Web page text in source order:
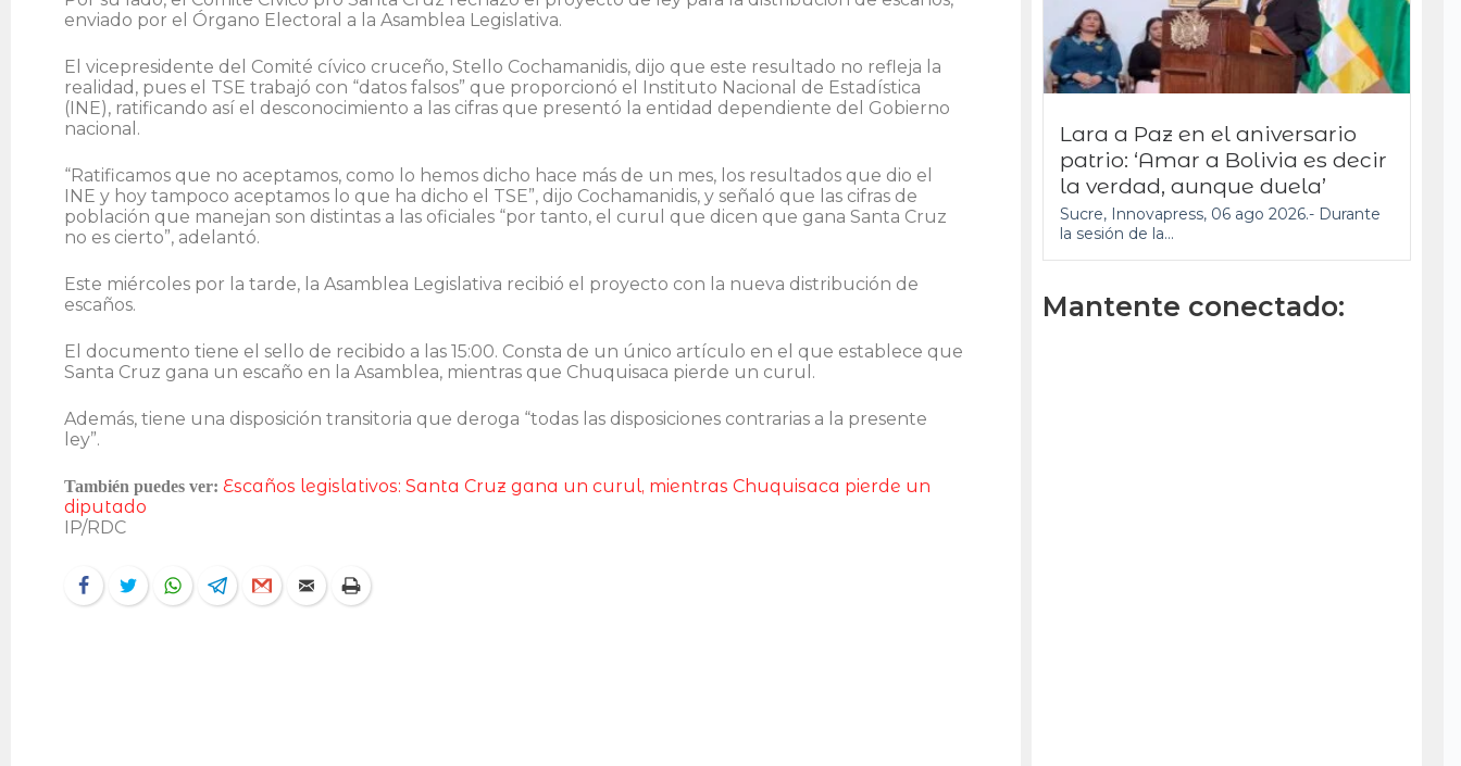
enviado por el Órgano Electoral a la Asamblea Legislativa.
El vicepresidente del Comité cívico cruceño, Stello Cochamanidis, dijo que este resultado no refleja la
realidad, pues el TSE trabajó con “datos falsos” que proporcionó el Instituto Nacional de Estadística
(INE), ratificando así el desconocimiento a las cifras que presentó la entidad dependiente del Gobierno
nacional.
“Ratificamos que no aceptamos, como lo hemos dicho hace más de un mes, los resultados que dio el
INE y hoy tampoco aceptamos lo que ha dicho el TSE”, dijo Cochamanidis, y señaló que las cifras de
población que manejan son distintas a las oficiales “por tanto, el curul que dicen que gana Santa Cruz
no es cierto”, adelantó.
Este miércoles por la tarde, la Asamblea Legislativa recibió el proyecto con la nueva distribución de
escaños.
El documento tiene el sello de recibido a las 15:00. Consta de un único artículo en el que establece que
Santa Cruz gana un escaño en la Asamblea, mientras que Chuquisaca pierde un curul.
Además, tiene una disposición transitoria que deroga “todas las disposiciones contrarias a la presente
ley”.
También puedes ver: Escaños legislativos: Santa Cruz gana un curul, mientras Chuquisaca pierde un
diputado
IP/RDC
Lara a Paz en el aniversario
patrio: ‘Amar a Bolivia es decir
la verdad, aunque duela’
Sucre, Innovapress, 06 ago 2026.- Durante
la sesión de la...
Mantente conectado: